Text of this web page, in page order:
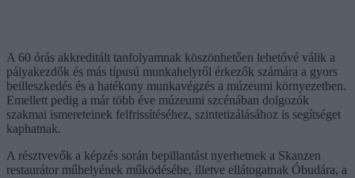
A 60 órás akkreditált tanfolyamnak köszönhetően lehetővé válik a
pályakezdők és más típusú munkahelyről érkezők számára a gyors
beilleszkedés és a hatékony munkavégzés a múzeumi környezetben.
Emellett pedig a már több éve múzeumi szcénában dolgozók
szakmai ismereteinek felfrissítéséhez, szintetizálásához is segítséget
kaphatnak.
A résztvevők a képzés során bepillantást nyerhetnek a Skanzen
restaurátor műhelyének működésébe, illetve ellátogatnak Óbudára, a